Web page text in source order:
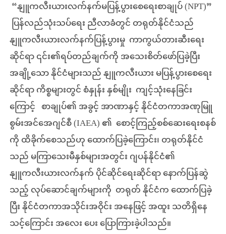
“နျူကလီးယားလက်နက်မပြန့်ပွားစေရေးစာချုပ် (NPT)”
ပြန်လည်သုံးသပ်ရေး ညီလာခံတွင် တရုတ်နိုင်ငံသည်
နျူကလီးယားလက်နက်ပြန့်ပွားမှု ကာကွယ်တားဆီးရေး
ဆိုင်ရာ ၎င်း၏ရပ်တည်ချက်ကို အသေးစိတ်ဖော်ပြခဲ့ပြီး
အချို့သော နိုင်ငံများသည် နျူကလီးယား မပြန့်ပွားစေရေး
ဆိုင်ရာ ကိစ္စများတွင် စံနှုန်း နှစ်မျိုး ကျင့်သုံးနေခြင်း
ကြောင့် စာချုပ်၏ အခွင့် အာဏာနှင့် နိုင်ငံတကာအဏုမြူ
စွမ်းအင်အေဂျင်စီ (IAEA) ၏ စောင့်ကြည့်စစ်ဆေးရေးစနစ်
ကို ထိခိုက်စေသည်ဟု ထောက်ပြခဲ့ကြောင်း၊ တရုတ်နိုင်ငံ
သည် မကြာသေးမီနှစ်များအတွင်း ဂျပန်နိုင်ငံ၏
နျူကလီးယားလက်နက် ပိုင်ဆိုင်ရေးဆိုင်ရာ နောက်ပြန်ဆွဲ
သည့် လုပ်ဆောင်ချက်များကို တရုတ် နိုင်ငံက ထောက်ပြခဲ့
ပြီး နိုင်ငံတကာအသိုင်းအဝိုင်း အနေဖြင့် အထူး သတိရှိနေ
သင့်ကြောင်း အလေး ပေး ပြောကြားခဲ့ပါသည်။